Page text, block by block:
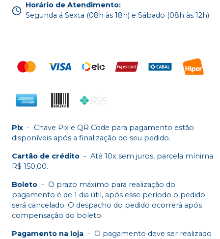
Horário de Atendimento:
Segunda á Sexta (08h às 18h) e Sábado (08h às 12h)
Pix - Chave Pix e QR Code para pagamento estão
disponíveis após a finalização do seu pedido.
Cartão de crédito - Até 10x sem juros, parcela mínima
R$ 150,00.
Boleto - O prazo máximo para realização do
pagamento é de 1 dia útil, após esse período o pedido
será cancelado. O despacho do pedido ocorrerá após
compensação do boleto.
Pagamento na loja - O pagamento deve ser realizado